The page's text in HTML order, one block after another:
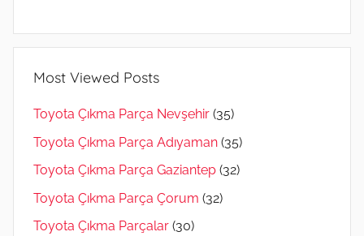
Most Viewed Posts
Toyota Çıkma Parça Nevşehir (35)
Toyota Çıkma Parça Adıyaman (35)
Toyota Çıkma Parça Gaziantep (32)
Toyota Çıkma Parça Çorum (32)
Toyota Çıkma Parçalar (30)